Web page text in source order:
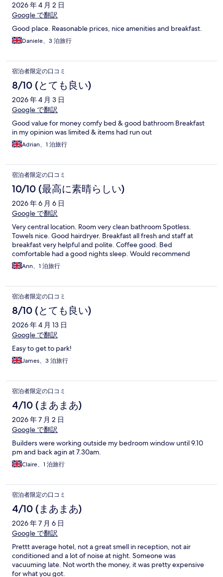
2026 年 4 月 2 日
Google で翻訳
Good place. Reasonable prices, nice amenities and breakfast.
Daniele、3 泊旅行
宿泊者限定の口コミ
8/10 (とても良い)
2026 年 4 月 3 日
Google で翻訳
Good value for money comfy bed & good bathroom Breakfast
in my opinion was limited & items had run out
Adrian、1 泊旅行
宿泊者限定の口コミ
10/10 (最高に素晴らしい)
2026 年 6 月 6 日
Google で翻訳
Very central location. Room very clean bathroom Spotless.
Towels nice. Good hairdryer. Breakfast all fresh and staff at
breakfast very helpful and polite. Coffee good. Bed
comfortable had a good nights sleep. Would recommend
Ann、1 泊旅行
宿泊者限定の口コミ
8/10 (とても良い)
2026 年 4 月 13 日
Google で翻訳
Easy to get to park!
James、3 泊旅行
宿泊者限定の口コミ
4/10 (まあまあ)
2026 年 7 月 2 日
Google で翻訳
Builders were working outside my bedroom window until 9.10
pm and back agin at 7.30am.
Claire、1 泊旅行
宿泊者限定の口コミ
4/10 (まあまあ)
2026 年 7 月 6 日
Google で翻訳
Prettt average hotel, not a great smell in reception, not air
conditioned and a lot of noise at night. Someone was
vacuuming late. Not worth the money, it was pretty expensive
for what you got.